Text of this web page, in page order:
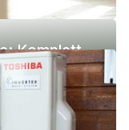
Komplett